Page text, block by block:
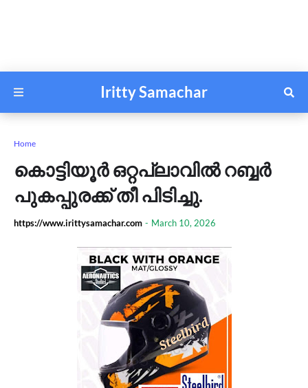
Iritty Samachar
Home
കൊട്ടിയൂർ ഒറ്റപ്ലാവിൽ റബ്ബർ
പുകപ്പുരക്ക് തീ പിടിച്ചു.
https://www.irittysamachar.com - March 10, 2026